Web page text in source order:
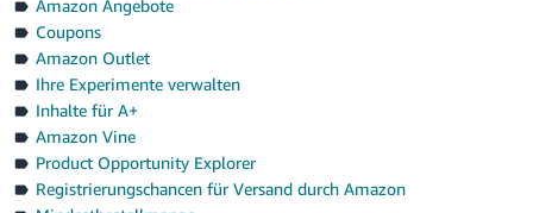
Amazon Angebote
Coupons
Amazon Outlet
Ihre Experimente verwalten
Inhalte für A+
Amazon Vine
Product Opportunity Explorer
Registrierungschancen für Versand durch Amazon